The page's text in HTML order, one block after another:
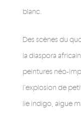
blanc.
Des scènes du
la diaspora
peintures néo-
l’explosion de
lie indigo, aigue